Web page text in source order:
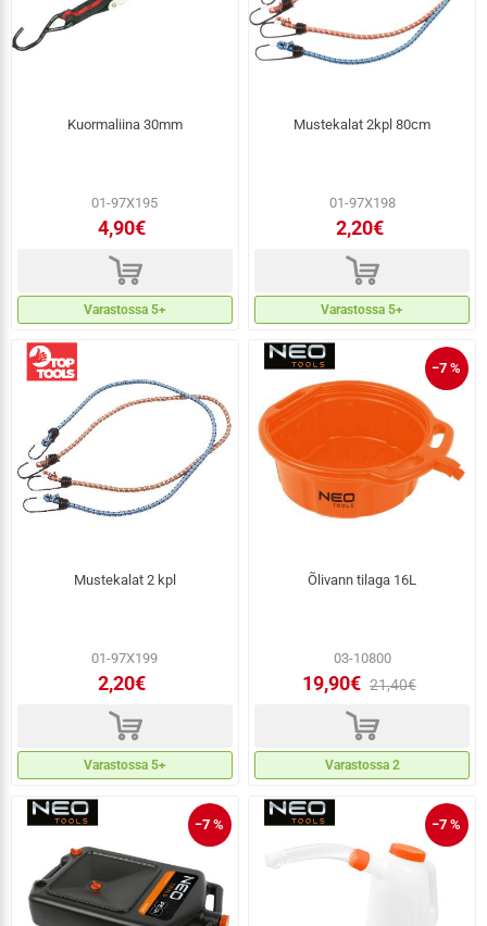
Kuormaliina 30mm
01-97X195
4,90€
d
Varastossa 5+
Mustekalat 2kpl 80cm
01-97X198
2,20€
d
Varastossa 5+
Mustekalat 2 kpl
01-97X199
2,20€
d
Varastossa 5+
−7 %
Õlivann tilaga 16L
03-10800
19,90€ 21,40€
d
Varastossa 2
−7 % −7 %